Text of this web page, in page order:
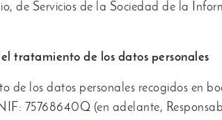
, de Servicios de la Sociedad de la
tratamiento de los datos personales
de los datos personales recogidos en
: 75768640Q (en adelante,